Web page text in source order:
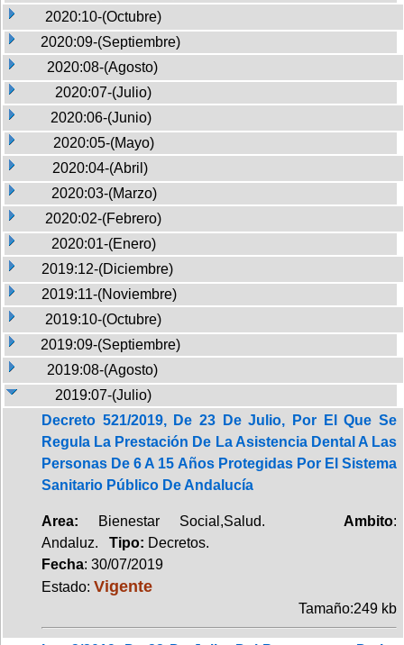
2020:10-(Octubre)
2020:09-(Septiembre)
2020:08-(Agosto)
2020:07-(Julio)
2020:06-(Junio)
2020:05-(Mayo)
2020:04-(Abril)
2020:03-(Marzo)
2020:02-(Febrero)
2020:01-(Enero)
2019:12-(Diciembre)
2019:11-(Noviembre)
2019:10-(Octubre)
2019:09-(Septiembre)
2019:08-(Agosto)
2019:07-(Julio)
Decreto 521/2019, De 23 De Julio, Por El Que Se
Regula La Prestación De La Asistencia Dental A Las
Personas De 6 A 15 Años Protegidas Por El Sistema
Sanitario Público De Andalucía
Area: Bienestar Social,Salud. Ambito:
Andaluz. Tipo: Decretos.
Fecha: 30/07/2019
Estado: Vigente
Tamaño:249 kb